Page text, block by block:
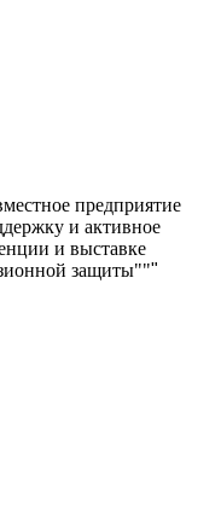
предприятие
и активное
и выставке
защиты"""